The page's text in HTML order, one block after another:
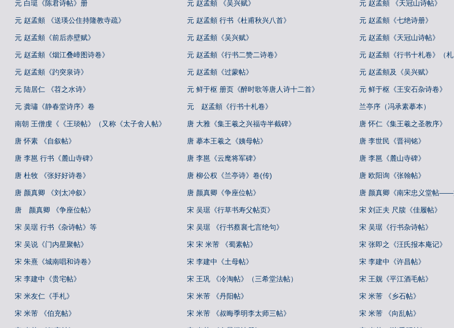
元 白珽《陈君诗帖》册 元 赵孟頫 《吴兴赋》 元 赵孟頫 《天冠山诗帖》
元 赵孟頫 《送瑛公住持隆教寺疏》 元 赵孟頫 行书《杜甫秋兴八首》 元 赵孟頫《七绝诗册》
元 赵孟頫《前后赤壁赋》 元 赵孟頫《吴兴赋》 元 赵孟頫《天冠山诗帖》
元 赵孟頫《烟江叠嶂图诗卷》 元 赵孟頫《行书二赞二诗卷》 元 赵孟頫《行书十札卷》（
元 赵孟頫《趵突泉诗》 元 赵孟頫《过蒙帖》 元 赵孟頫及《吴兴赋》
元 陆居仁 《苕之水诗》 元 鲜于枢 册页《醉时歌等唐人诗十二首》 元 鲜于枢《王安石杂诗卷》
元 龚璛《静春堂诗序》卷 元 赵孟頫《行书十札卷》 兰亭序（冯承素摹本）
南朝 王僧虔《《王琰帖》（又称《太子舍人帖》 唐 大雅《集王羲之兴福寺半截碑》 唐 怀仁《集王羲之圣教序》
唐 怀素 《自叙帖》 唐 摹本王羲之《姨母帖》 唐 李世民《晋祠铭》
唐 李邕 行书《麓山寺碑》 唐 李邕《云麾将军碑》 唐 李邕《麓山寺碑》
唐 杜牧 《张好好诗卷》 唐 柳公权《兰亭诗》卷(传) 唐 欧阳询《张翰帖》
唐 颜真卿 《刘太冲叙》 唐 颜真卿《争座位帖》 唐 颜真卿《南宋忠义堂帖
唐 颜真卿 《争座位帖》 宋 吴琚《行草书寿父帖页》 宋 刘正夫 尺牍《佳履帖》
宋 吴琚 行书《杂诗帖》等 宋 吴琚 《行书蔡襄七言绝句》 宋 吴琚《行书杂诗帖》
宋 吴说《门内星聚帖》 宋 宋 米芾 《蜀素帖》 宋 张即之《汪氏报本庵记》
宋 朱熹《城南唱和诗卷》 宋 李建中《土母帖》 宋 李建中《许昌帖》
宋 李建中《贵宅帖》 宋 王巩 《冷淘帖》（三希堂法帖） 宋 王觌《平江酒毛帖》
宋 米友仁《手札》 宋 米芾 《丹阳帖》 宋 米芾 《乡石帖》
宋 米芾 《伯充帖》 宋 米芾 《叔晦季明李太师三帖》 宋 米芾 《向乱帖》